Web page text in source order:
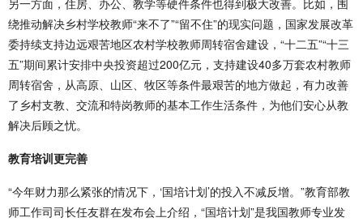
另一方面，住房、办公、教学等硬件条件也得到极大改善。比如，围
绕推动解决乡村学校教师“来不了”“留不住”的现实问题，国家发展改革
委持续支持边远艰苦地区农村学校教师周转宿舍建设，“十二五”“十三
五”期间累计安排中央投资超过200亿元，支持建设40多万套农村教师
周转宿舍，从高原、山区、牧区等条件最艰苦的地方做起，有力改善
了乡村支教、交流和特岗教师的基本工作生活条件，为他们安心从教
解决后顾之忧。
教育培训更完善
“今年财力那么紧张的情况下，‘国培计划’的投入不减反增。”教育部教
师工作司司长任友群在发布会上介绍，“国培计划”是我国教师专业发